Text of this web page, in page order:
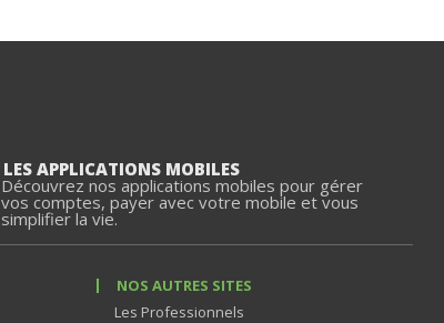
LES APPLICATIONS MOBILES
Découvrez nos applications mobiles pour gérer
vos comptes, payer avec votre mobile et vous
simplifier la vie.
NOS AUTRES SITES
Les Professionnels